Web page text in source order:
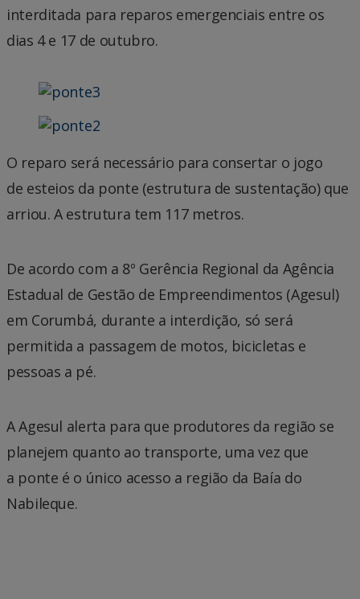
interditada para reparos emergenciais entre os
dias 4 e 17 de outubro.
O reparo será necessário para consertar o jogo
de esteios da ponte (estrutura de sustentação) que
arriou. A estrutura tem 117 metros.
De acordo com a 8º Gerência Regional da Agência
Estadual de Gestão de Empreendimentos (Agesul)
em Corumbá, durante a interdição, só será
permitida a passagem de motos, bicicletas e
pessoas a pé.
A Agesul alerta para que produtores da região se
planejem quanto ao transporte, uma vez que
a ponte é o único acesso a região da Baía do
Nabileque.